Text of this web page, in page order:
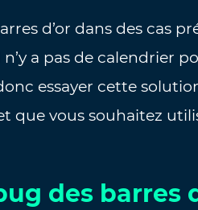
d’or dans des cas
a pas de calendrier
essayer cette
vous souhaitez
des barres